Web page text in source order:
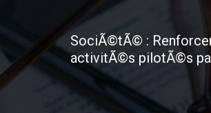
SociÃ©tÃ© :
activitÃ©s pilotÃ©s